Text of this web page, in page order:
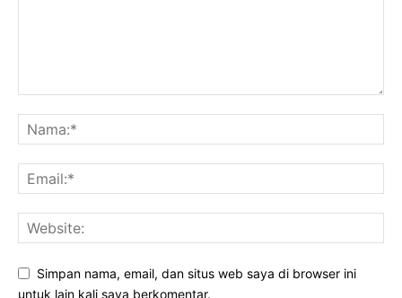
Simpan nama, email, dan situs web saya di browser ini
untuk lain kali saya berkomentar.